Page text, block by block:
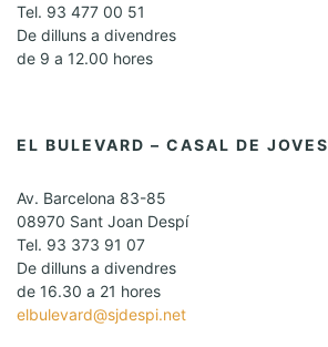
Tel. 93 477 00 51
De dilluns a divendres
de 9 a 12.00 hores
EL BULEVARD – CASAL DE JOVES
Av. Barcelona 83-85
08970 Sant Joan Despí
Tel. 93 373 91 07
De dilluns a divendres
de 16.30 a 21 hores
elbulevard@sjdespi.net